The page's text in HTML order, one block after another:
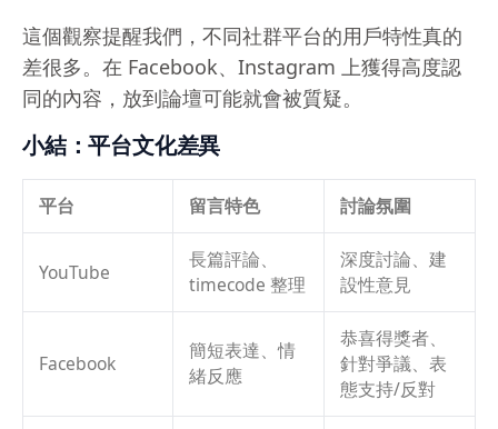
這個觀察提醒我們，不同社群平台的用戶特性真的
差很多。在 Facebook、Instagram 上獲得高度認
同的內容，放到論壇可能就會被質疑。
小結：平台文化差異
平台 留言特色 討論氛圍
YouTube
長篇評論、
timecode 整理
深度討論、建
設性意見
Facebook
簡短表達、情
緒反應
恭喜得獎者、
針對爭議、表
態支持/反對